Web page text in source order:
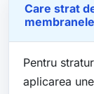
Care strat
Pentru
aplicarea